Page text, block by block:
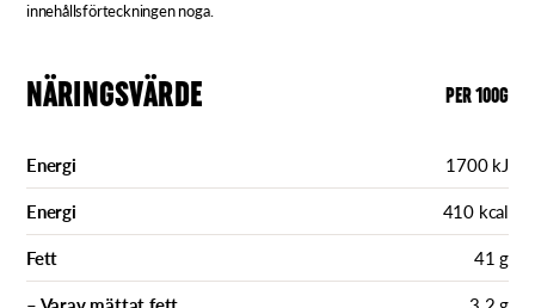
innehållsförteckningen noga.
NÄRINGSVÄRDE PER 100G
Energi 1700 kJ
Energi 410 kcal
Fett 41 g